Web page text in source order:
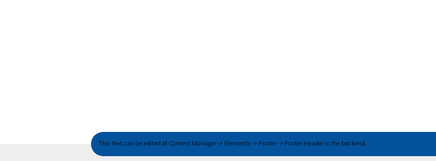
This text can be edited at Content Manager -> Elements -> Footer -> Footer Header in the backend.